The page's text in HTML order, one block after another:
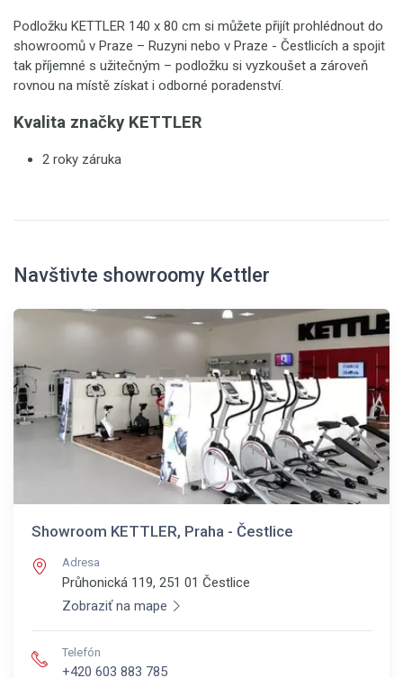
Podložku KETTLER 140 x 80 cm si můžete přijít prohlédnout do
showroomů v Praze – Ruzyni nebo v Praze - Čestlicích a spojit
tak příjemné s užitečným – podložku si vyzkoušet a zároveň
rovnou na místě získat i odborné poradenství.
Kvalita značky KETTLER
2 roky záruka
Navštivte showroomy Kettler
Showroom KETTLER, Praha - Čestlice
Adresa
Průhonická 119, 251 01 Čestlice
Zobraziť na mape
Telefón
+420 603 883 785